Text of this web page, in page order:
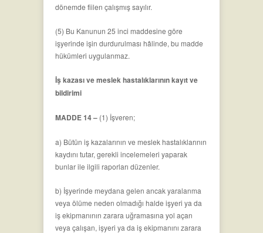
dönemde fiilen çalışmış sayılır.
(5) Bu Kanunun 25 inci maddesine göre
işyerinde işin durdurulması hâlinde, bu madde
hükümleri uygulanmaz.
İş kazası ve meslek hastalıklarının kayıt ve
bildirimi
MADDE 14 – (1) İşveren;
a) Bütün iş kazalarının ve meslek hastalıklarının
kaydını tutar, gerekli incelemeleri yaparak
bunlar ile ilgili raporları düzenler.
b) İşyerinde meydana gelen ancak yaralanma
veya ölüme neden olmadığı halde işyeri ya da
iş ekipmanının zarara uğramasına yol açan
veya çalışan, işyeri ya da iş ekipmanını zarara